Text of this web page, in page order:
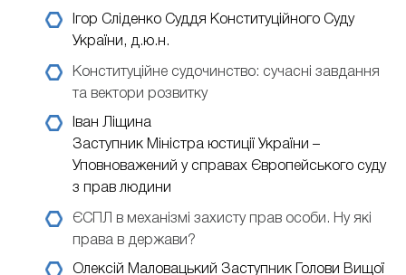
Ігор Сліденко Суддя Конституційного Суду
України, д.ю.н.
Конституційне судочинство: сучасні завдання
та вектори розвитку
Іван Ліщина
Заступник Міністра юстиції України –
Уповноважений у справах Європейського суду
з прав людини
ЄСПЛ в механізмі захисту прав особи. Ну які
права в держави?
Олексій Маловацький Заступник Голови Вищої